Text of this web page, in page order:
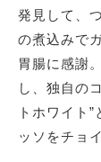
発見して、
の煮込みで
胃腸に感謝
し、独自の
トホワイト
ッソをチョ